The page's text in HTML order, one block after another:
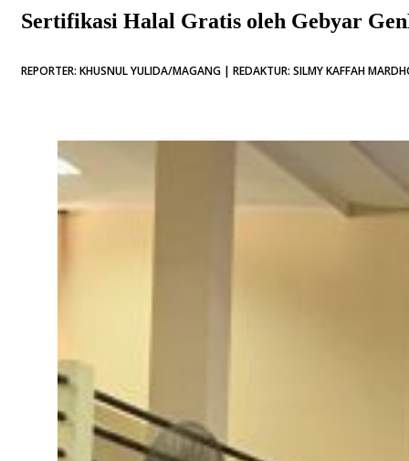
Sertifikasi Halal Gratis oleh Gebyar
REPORTER: KHUSNUL YULIDA/MAGANG | REDAKTUR: SILMY KAFFAH